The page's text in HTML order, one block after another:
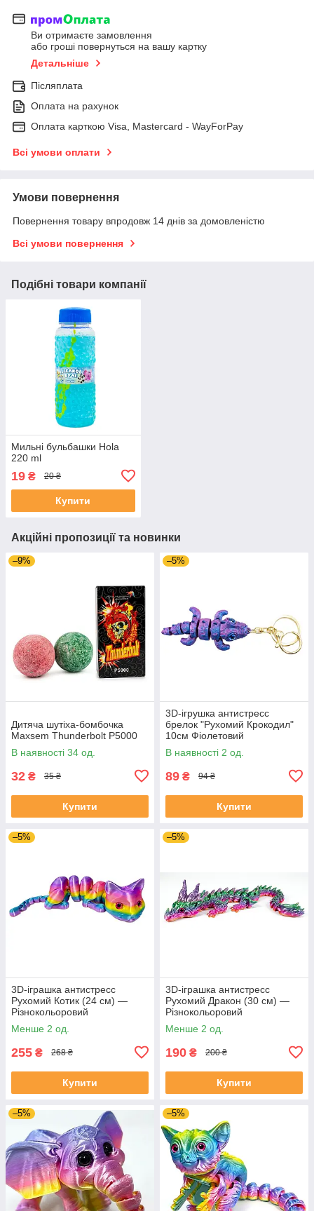
Ви отримаєте замовлення
або гроші повернуться на вашу картку
Детальніше
Післяплата
Оплата на рахунок
Оплата карткою Visa, Mastercard - WayForPay
Всі умови оплати
Умови повернення
Повернення товару впродовж 14 днів за домовленістю
Всі умови повернення
Подібні товари компанії
Мильні бульбашки Hola
220 ml
19 ₴ 20 ₴
Купити
Акційні пропозиції та новинки
–9%
Дитяча шутіха-бомбочка
Maxsem Thunderbolt P5000
В наявності 34 од.
32 ₴ 35 ₴
Купити
–5%
3D-ігрушка антистресс
брелок "Рухомий Крокодил"
10см Фіолетовий
В наявності 2 од.
89 ₴ 94 ₴
Купити
–5%
3D-іграшка антистресс
Рухомий Котик (24 см) —
Різнокольоровий
Менше 2 од.
255 ₴ 268 ₴
Купити
–5%
3D-іграшка антистресс
Рухомий Дракон (30 см) —
Різнокольоровий
Менше 2 од.
190 ₴ 200 ₴
Купити
–5% –5%